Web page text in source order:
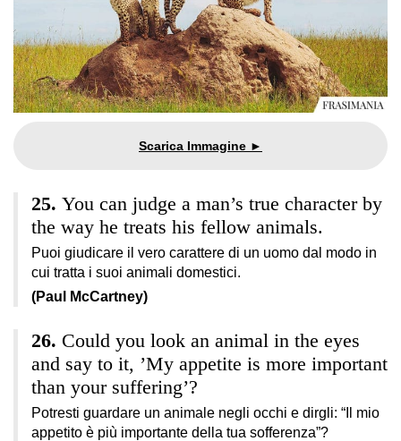
You can judge a man’s true character by
the way he treats his fellow animals.
Puoi giudicare il vero carattere di un uomo dal modo in
cui tratta i suoi animali domestici.
(Paul McCartney)
Could you look an animal in the eyes
and say to it, ’My appetite is more important
than your suffering’?
Potresti guardare un animale negli occhi e dirgli: “Il mio
appetito è più importante della tua sofferenza”?